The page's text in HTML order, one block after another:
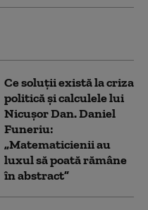
Ce soluții există la criza
politică și calculele lui
Nicușor Dan. Daniel
Funeriu:
„Matematicienii au
luxul să poată rămâne
în abstract”